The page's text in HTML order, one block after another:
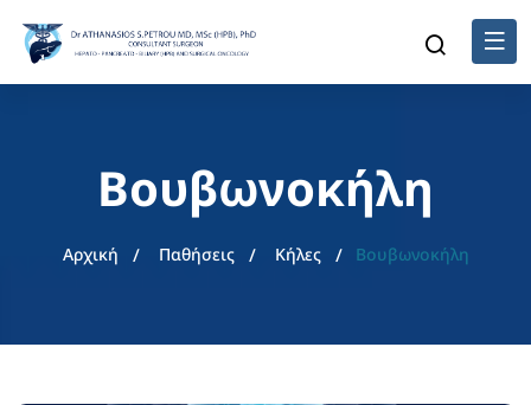
Βουβωνοκήλη
Αρχική Παθήσεις Κήλες Βουβωνοκήλη